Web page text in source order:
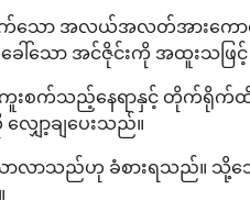
ောက်သော အလယ်အလတ်အား
ခေါ်သော အင်ဇိုင်းကို အထူးသဖ
စွာ ကူးစက်သည့်နေရာနှင့်
ျှော့ချပေးသည်။
ာလာသည်ဟု ခံစားရသည်။ သို့